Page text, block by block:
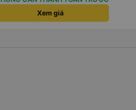
nghỉ để hành khách đi vệ sinh
dừng giữa sân bay và Lào
sẽ đánh giá cao hơn nếu điều
Xem giá